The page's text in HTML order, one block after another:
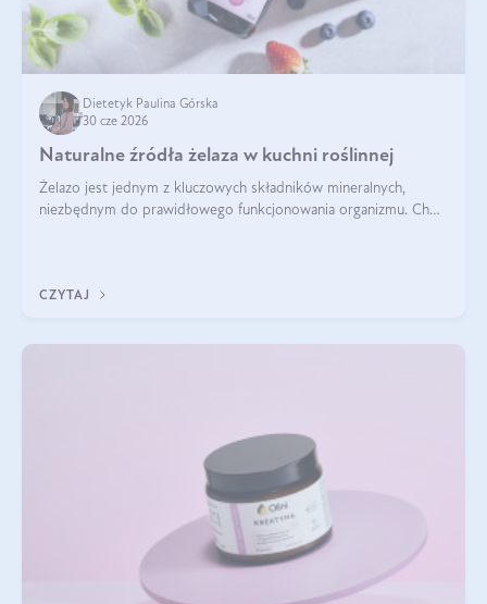
Dietetyk Paulina Górska
30 cze 2026
Naturalne źródła żelaza w kuchni roślinnej
Żelazo jest jednym z kluczowych składników mineralnych,
niezbędnym do prawidłowego funkcjonowania organizmu. Choć
CZYTAJ